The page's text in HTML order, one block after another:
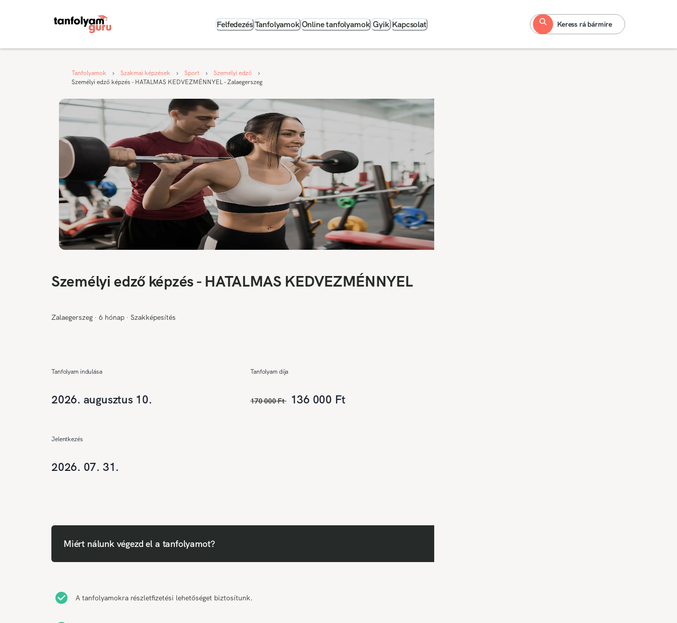
Felfedezés Tanfolyamok Online tanfolyamok Gyik Kapcsolat Keress rá bármire
Tanfolyamok Szakmai képzések Sport
Személyi edző
Személyi edző képzés - HATALMAS KEDVEZMÉNNYEL - Zalaegerszeg
Személyi edző képzés - HATALMAS KEDVEZMÉNNYEL
Zalaegerszeg ∙ 6 hónap ∙ Szakképesítés
Tanfolyam indulása
2026. augusztus 10.
Tanfolyam díja
170 000 Ft 136 000 Ft
Jelentkezés
2026. 07. 31.
Miért nálunk végezd el a tanfolyamot?
A tanfolyamokra részletfizetési lehetőséget biztosítunk.